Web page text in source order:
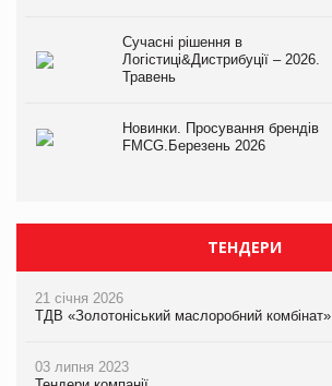
Сучасні рішення в
Логістиці&Дистрибуції – 2026.
Травень
Новинки. Просування брендів
FMCG.Березень 2026
ТЕНДЕРИ
21 січня 2026
ТДВ «Золотоніський маслоробний комбінат»
03 липня 2023